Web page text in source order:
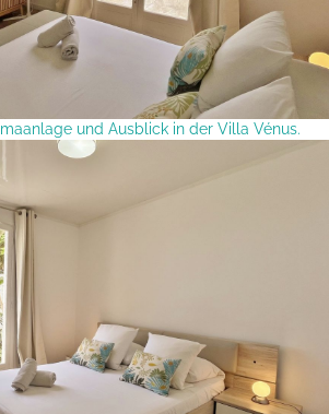
und Ausblick in der Villa Vénus.